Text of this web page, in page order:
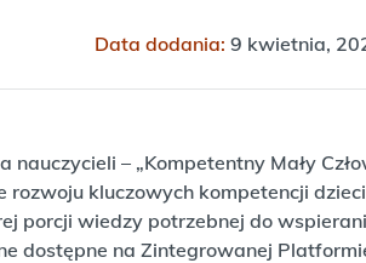
Data dodania: 9 kwietnia,
– „Kompetentny Mały
rozwoju kluczowych kompetencji
porcji wiedzy potrzebnej do
dostępne na Zintegrowanej